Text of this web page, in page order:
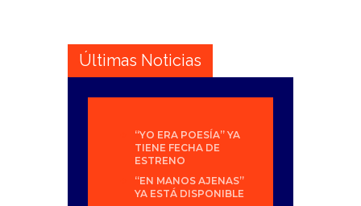
Últimas Noticias
“YO ERA POESÍA” YA
TIENE FECHA DE
ESTRENO
“EN MANOS AJENAS”
YA ESTÁ DISPONIBLE